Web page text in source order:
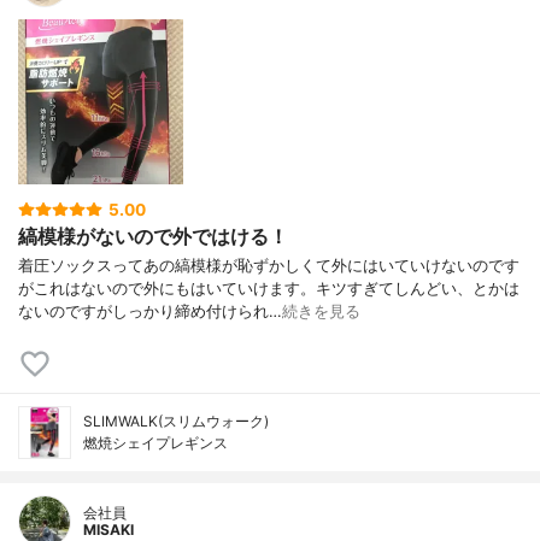
5.00
縞模様がないので外ではける！
着圧ソックスってあの縞模様が恥ずかしくて外にはいていけないのです
がこれはないので外にもはいていけます。キツすぎてしんどい、とかは
ないのですがしっかり締め付けられ…続きを見る
SLIMWALK(スリムウォーク)
燃焼シェイプレギンス
会社員
MISAKI